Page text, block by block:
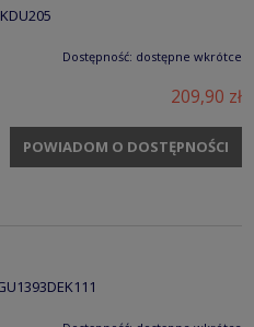
Dostępność: dostępne wkrótce
209,90 zł
POWIADOM O DOSTĘPNOŚCI